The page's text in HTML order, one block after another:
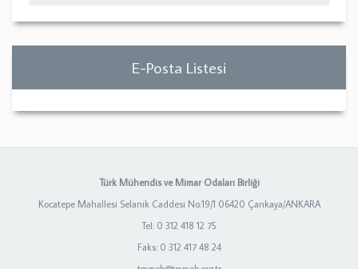
E-Posta Listesi
Türk Mühendis ve Mimar Odaları Birliği
Kocatepe Mahallesi Selanik Caddesi No:19/1 06420 Çankaya/ANKARA
Tel: 0 312 418 12 75
Faks: 0 312 417 48 24